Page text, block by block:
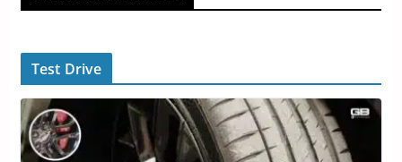
Test Drive